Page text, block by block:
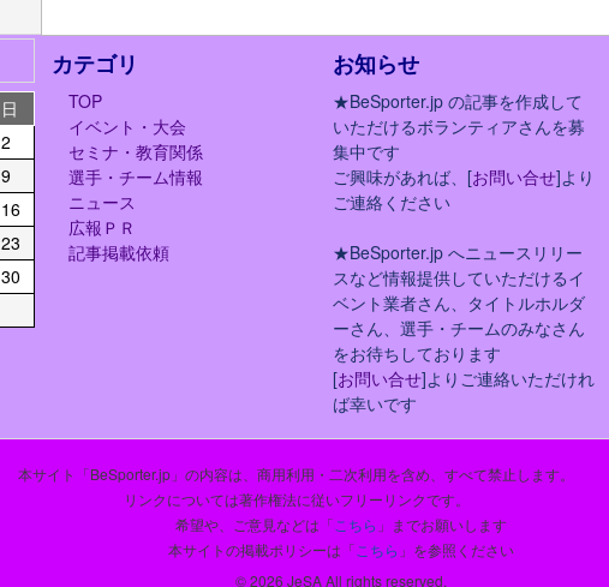
日
2
9
16
23
30
カテゴリ
TOP
イベント・大会
セミナ・教育関係
選手・チーム情報
ニュース
広報ＰＲ
記事掲載依頼
お知らせ
★BeSporter.jp の記事を作成して
いただけるボランティアさんを募
集中です
ご興味があれば、[お問い合せ]より
ご連絡ください
★BeSporter.jp へニュースリリー
スなど情報提供していただけるイ
ベント業者さん、タイトルホルダ
ーさん、選手・チームのみなさん
をお待ちしております
[お問い合せ]よりご連絡いただけれ
ば幸いです
本サイト「BeSporter.jp」の内容は、商用利用・二次利用を含め、すべて禁止します。
リンクについては著作権法に従いフリーリンクです。
希望や、ご意見などは「 こちら 」までお願いします
本サイトの掲載ポリシーは「 こちら 」を参照ください
© 2026 JeSA All rights reserved.